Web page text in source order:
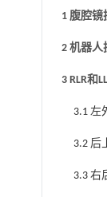
1 腹腔镜
2 机器人
3 RLR和
3.1 左
3.2 后
3.3 右